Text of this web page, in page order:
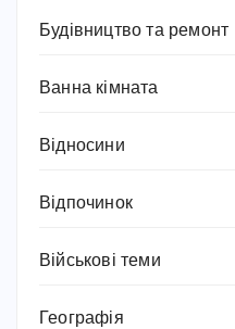
Будівництво та ремонт
Ванна кімната
Відносини
Відпочинок
Військові теми
Географія